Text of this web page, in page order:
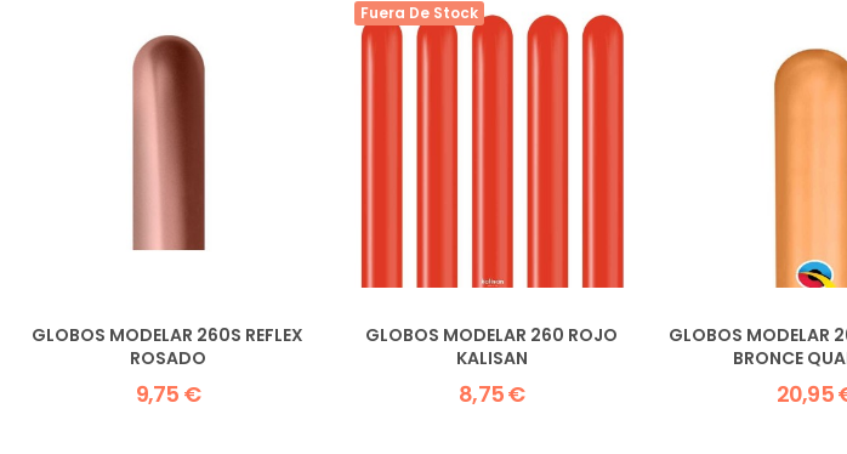
GLOBOS MODELAR 260S REFLEX
ROSADO
9,75 €
Fuera De Stock
GLOBOS MODELAR 260 ROJO
KALISAN
8,75 €
GLOBOS MODELAR
BRONCE
20,95